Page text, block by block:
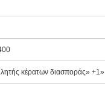
κέρατων διασποράς» +1»